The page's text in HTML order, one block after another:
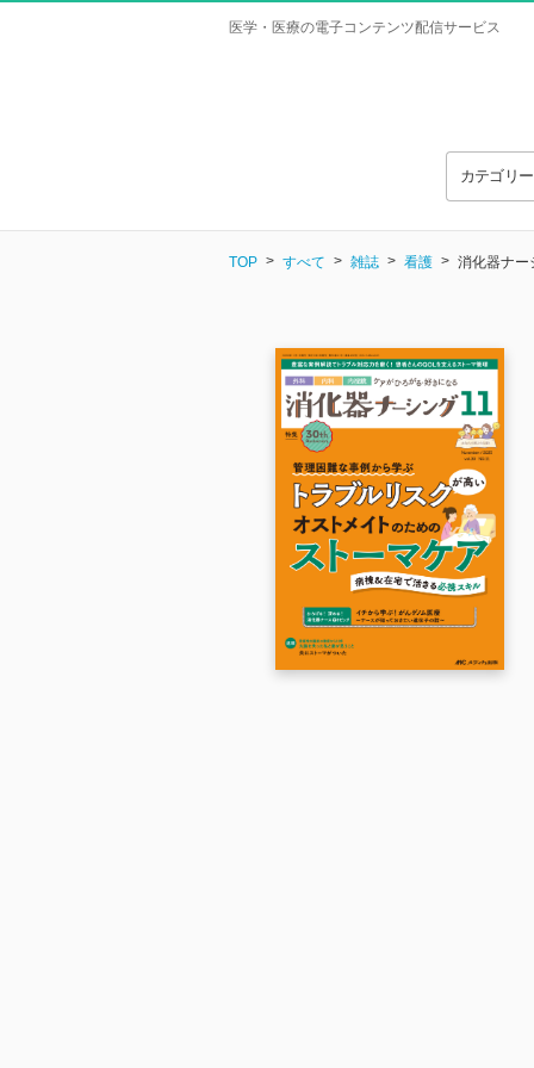
医学・医療の電子コンテンツ配信サービス
カテゴリ
TOP すべて 雑誌 看護 消化器ナ